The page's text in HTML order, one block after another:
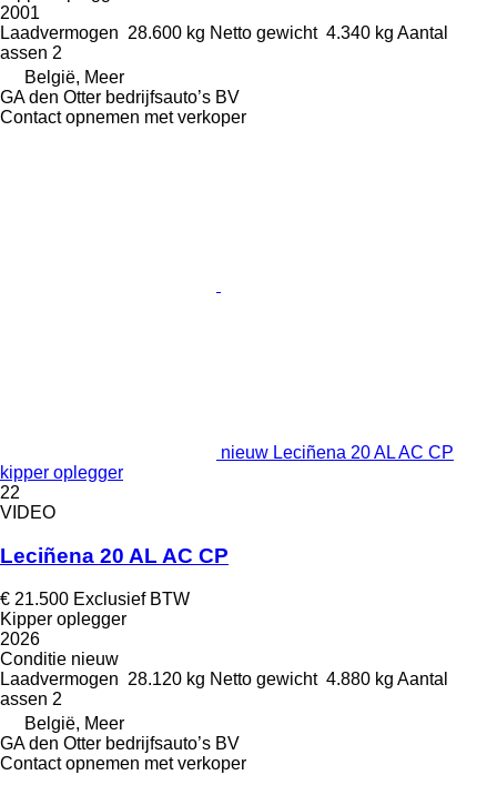
2001
Laadvermogen 28.600 kg Netto gewicht 4.340 kg Aantal
assen 2
België, Meer
GA den Otter bedrijfsauto’s BV
Contact opnemen met verkoper
nieuw Leciñena 20 AL AC CP
kipper oplegger
22
VIDEO
Leciñena 20 AL AC CP
€ 21.500 Exclusief BTW
Kipper oplegger
2026
Conditie nieuw
Laadvermogen 28.120 kg Netto gewicht 4.880 kg Aantal
assen 2
België, Meer
GA den Otter bedrijfsauto’s BV
Contact opnemen met verkoper